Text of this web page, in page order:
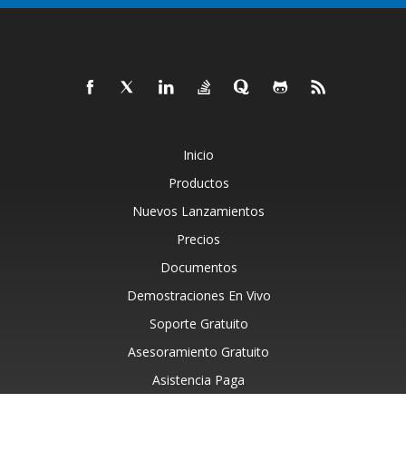
Inicio
Productos
Nuevos Lanzamientos
Precios
Documentos
Demostraciones En Vivo
Soporte Gratuito
Asesoramiento Gratuito
Asistencia Paga